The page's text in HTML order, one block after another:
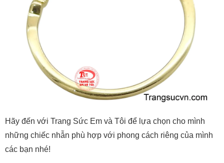
Hãy đến với Trang Sức Em và Tôi để lựa chọn cho mình
những chiếc nhẫn phù hợp với phong cách riêng của mình
các bạn nhé!